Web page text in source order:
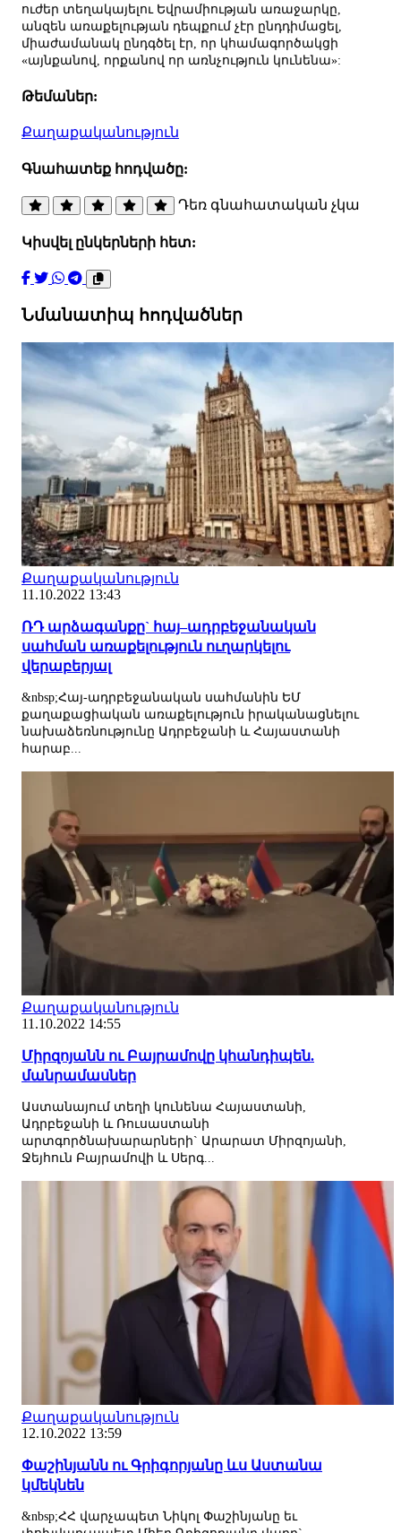
ուժեր տեղակայելու Եվրամիության առաջարկը,
անզեն առաքելության դեպքում չէր ընդդիմացել,
միաժամանակ ընդգծել էր, որ կհամագործակցի
«այնքանով, որքանով որ առնչություն կունենա»:
Թեմաներ:
Քաղաքականություն
Գնահատեք հոդվածը:
Դեռ գնահատական չկա
Կիսվել ընկերների հետ:
Նմանատիպ հոդվածներ
Քաղաքականություն
11.10.2022 13:43
ՌԴ արձագանքը` հայ–ադրբեջանական
սահման առաքելություն ուղարկելու
վերաբերյալ
&nbsp;Հայ-ադրբեջանական սահմանին ԵՄ
քաղաքացիական առաքելություն իրականացնելու
նախաձեռնությունը Ադրբեջանի և Հայաստանի
հարաբ...
Քաղաքականություն
11.10.2022 14:55
Միրզոյանն ու Բայրամովը կհանդիպեն.
մանրամասներ
Աստանայում տեղի կունենա Հայաստանի,
Ադրբեջանի և Ռուսաստանի
արտգործնախարարների` Արարատ Միրզոյանի,
Ջեյհուն Բայրամովի և Սերգ...
Քաղաքականություն
12.10.2022 13:59
Փաշինյանն ու Գրիգորյանը ևս Աստանա
կմեկնեն
&nbsp;ՀՀ վարչապետ Նիկոլ Փաշինյանը եւ